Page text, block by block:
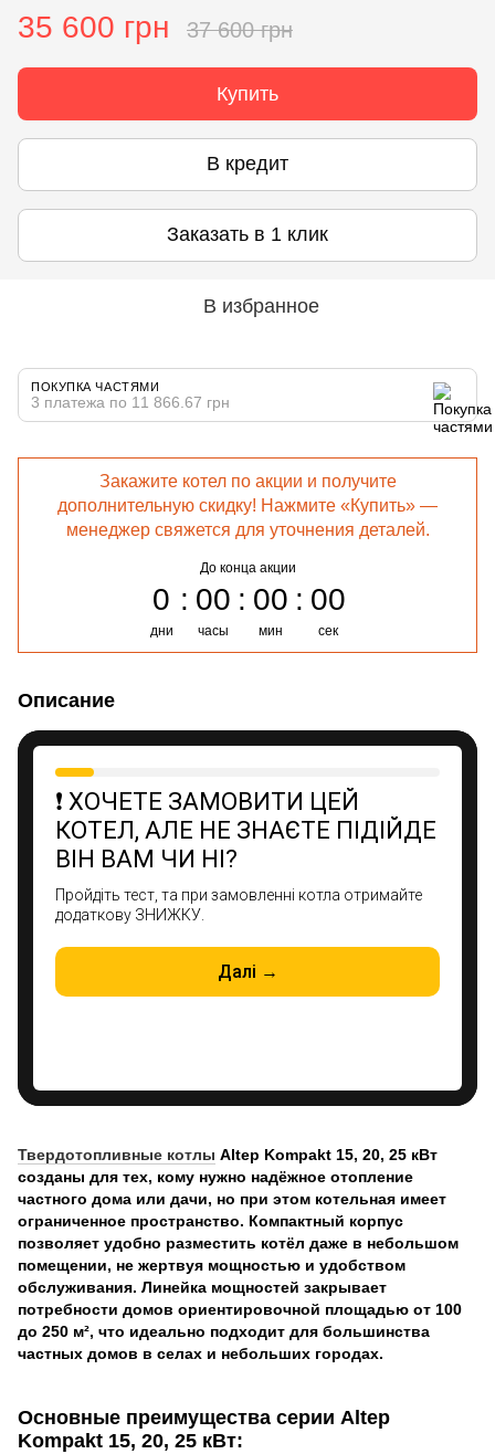
35 600 грн 37 600 грн
Купить
В кредит
Заказать в 1 клик
В избранное
ПОКУПКА ЧАСТЯМИ
3 платежа по 11 866.67 грн
Закажите котел по акции и получите
дополнительную скидку! Нажмите «Купить» —
менеджер свяжется для уточнения деталей.
До конца акции
0
дни
00
часы
00
мин
00
сек
Описание
Твердотопливные котлы Altep Kompakt 15, 20, 25 кВт
созданы для тех, кому нужно надёжное отопление
частного дома или дачи, но при этом котельная имеет
ограниченное пространство. Компактный корпус
позволяет удобно разместить котёл даже в небольшом
помещении, не жертвуя мощностью и удобством
обслуживания. Линейка мощностей закрывает
потребности домов ориентировочной площадью от 100
до 250 м², что идеально подходит для большинства
частных домов в селах и небольших городах.
Основные преимущества серии Altep
Kompakt 15, 20, 25 кВт: